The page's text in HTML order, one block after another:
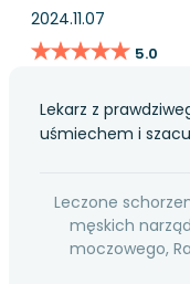
2024.11.07
★★★★★
★★★★★ 5.0
Lekarz z
uśmiechem i
Leczone
męskich
moczowego,